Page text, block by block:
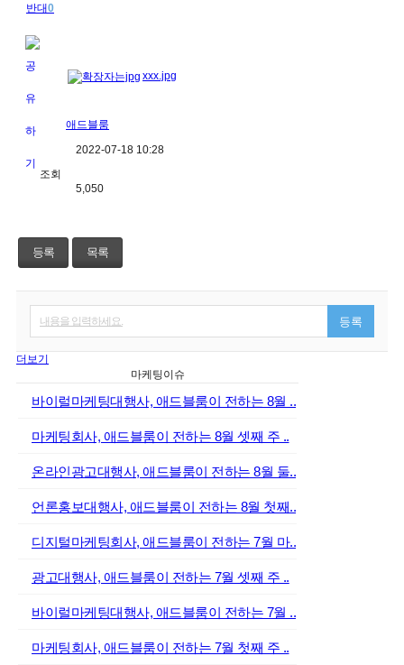
반대0
xxx.jpg
애드블룸
2022-07-18 10:28
조회
5,050
등록 목록
내용을 입력하세요. 등록
더보기
마케팅이슈
바이럴마케팅대행사, 애드블룸이 전하는 8월 ..
마케팅회사, 애드블룸이 전하는 8월 셋째 주 ..
온라인광고대행사, 애드블룸이 전하는 8월 둘..
언론홍보대행사, 애드블룸이 전하는 8월 첫째..
디지털마케팅회사, 애드블룸이 전하는 7월 마..
광고대행사, 애드블룸이 전하는 7월 셋째 주 ..
바이럴마케팅대행사, 애드블룸이 전하는 7월 ..
마케팅회사, 애드블룸이 전하는 7월 첫째 주 ..